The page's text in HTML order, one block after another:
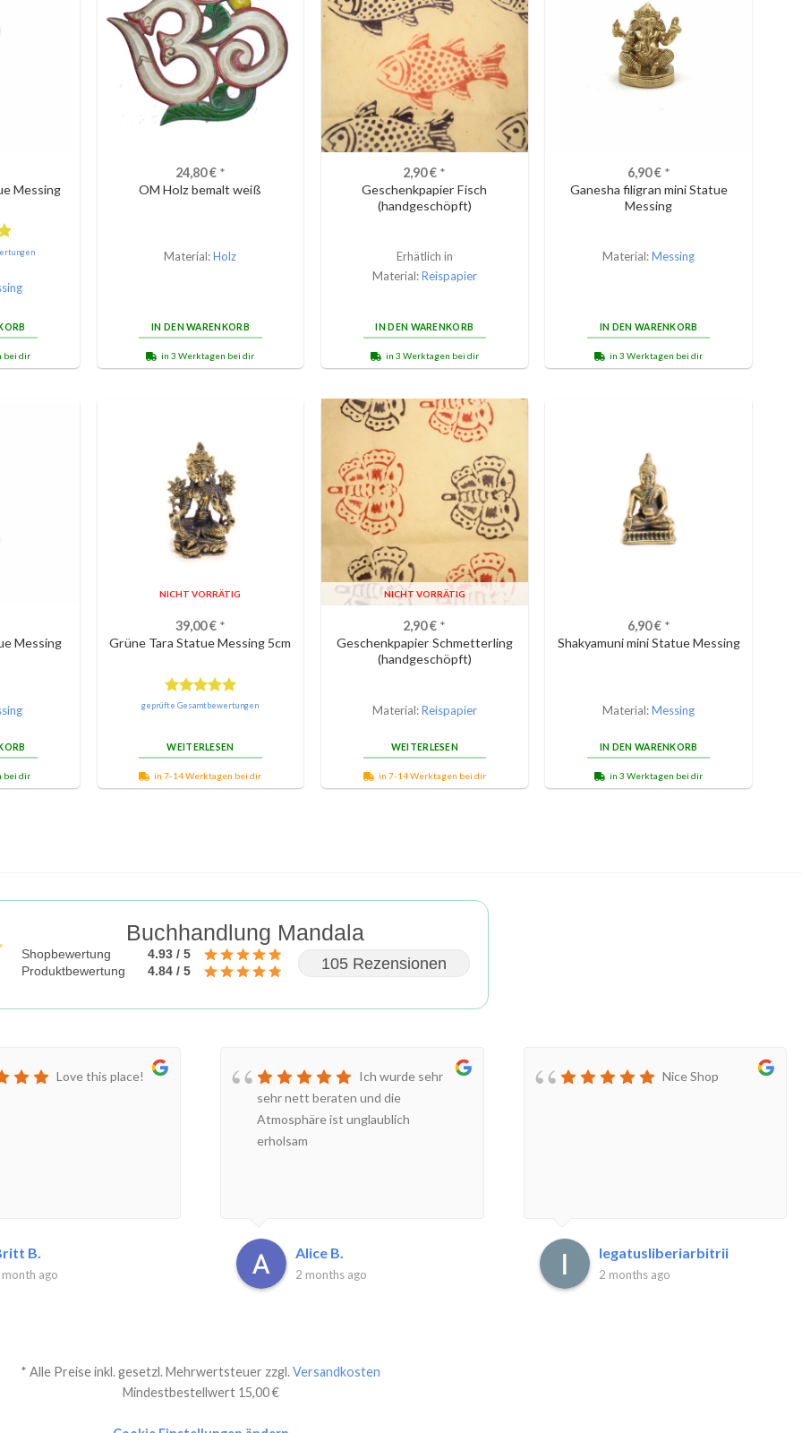
Messing
bei dir
24,80€*
OM Holz bemalt weiß
Material:Holz
IN DEN WARENKORB
in 3 Werktagen bei dir
2,90€ *
Geschenkpapier Fisch
(handgeschöpft)
Erhätlich in
Material:Reispapier
IN DEN WARENKORB
in 3 Werktagen bei dir
6,90€*
Ganesha filigran mini Statue
Messing
Material:Messing
IN DEN WARENKORB
in 3 Werktagen bei dir
Messing
bei dir
NICHT VORRÄTIG
39,00€*
Grüne Tara Statue Messing 5cm
Bewertet
geprüfte Gesamtbewertungen
WEITERLESEN
in 7-14 Werktagen bei dir
NICHT VORRÄTIG
2,90€ *
Geschenkpapier Schmetterling
(handgeschöpft)
Material:Reispapier
WEITERLESEN
in 7-14 Werktagen bei dir
6,90€*
Shakyamuni mini Statue Messing
Material:Messing
IN DEN WARENKORB
in 3 Werktagen bei dir
Buchhandlung Mandala
Shopbewertung
4.93 / 5
Produktbewertung
4.84 / 5 105 Rezensionen
Love this place!
B.
month ago
Ich wurde sehr
sehr nett beraten und die
Atmosphäre ist unglaublich
erholsam
Alice B.
2 months ago
Nice Shop
legatusliberiarbitrii
2 months ago
* Alle Preise inkl. gesetzl. Mehrwertsteuer zzgl.Versandkosten
Mindestbestellwert 15,00 €